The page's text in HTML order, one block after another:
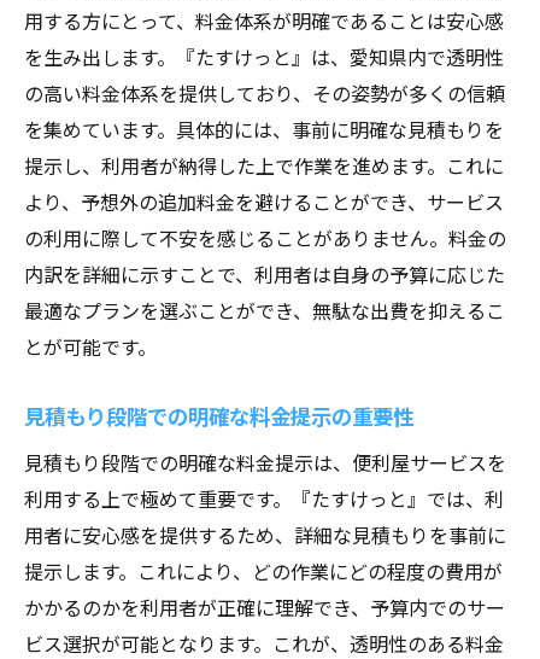
利用者の期待に応える料金透明性
便利屋の選び方：料金透明性がもたらす安心感
料金の不明瞭さが引き起こすトラブル
透明性がもたらす顧客満足度の向上
事前確認が重要な理由
選び方のポイント：透明性と信頼性
利用者の声が証明する透明性の価値
愛知県の便利屋選びで失敗しないために
愛知県の便利屋『たすけっと』の料金表を徹底
料金表の見方と理解のポイント
サービス別料金の内訳を詳しく解説
分かりやすさが選ばれる理由
便利屋業界における透明性の重要性
料金表の透明性がもたらす安心感
たすけっとの料金表が示す信頼性
用する方にとって、料金体系が明確であることは安心感
を生み出します。『たすけっと』は、愛知県内で透明性
の高い料金体系を提供しており、その姿勢が多くの信頼
を集めています。具体的には、事前に明確な見積もりを
提示し、利用者が納得した上で作業を進めます。これに
より、予想外の追加料金を避けることができ、サービス
の利用に際して不安を感じることがありません。料金の
内訳を詳細に示すことで、利用者は自身の予算に応じた
最適なプランを選ぶことができ、無駄な出費を抑えるこ
とが可能です。
見積もり段階での明確な料金提示の重要性
見積もり段階での明確な料金提示は、便利屋サービスを
利用する上で極めて重要です。『たすけっと』では、利
用者に安心感を提供するため、詳細な見積もりを事前に
提示します。これにより、どの作業にどの程度の費用が
かかるのかを利用者が正確に理解でき、予算内でのサー
ビス選択が可能となります。これが、透明性のある料金